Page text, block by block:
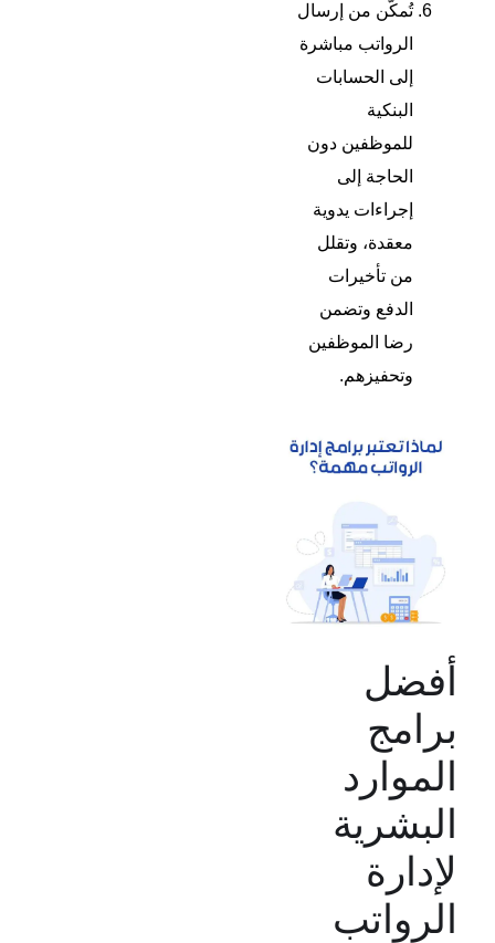
تُمكّن من إرسال
الرواتب مباشرة
إلى الحسابات
البنكية
للموظفين دون
الحاجة إلى
إجراءات يدوية
معقدة، وتقلل
من تأخيرات
الدفع وتضمن
رضا الموظفين
وتحفيزهم.
أفضل
برامج
الموارد
البشرية
لإدارة
الرواتب